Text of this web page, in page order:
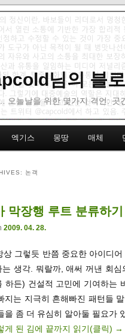
님의 블
오늘날을 위한 몇가지 격언: 곳
primary content
secondary content
엑기스 몽땅 매체
논객
막장행 루트 분류하기
2009. 04. 28.
그렇듯 반쯤 중요한 아이디
는 생각. 뭐랄까, 애써 꺼낸 회
하든) 건설적 고민에 기여하는
지는 지극히 흔해빠진 패턴들
을 좀 더 유심히 알아둘 필요가
게 된 김에 끝까지 읽기(클릭) →